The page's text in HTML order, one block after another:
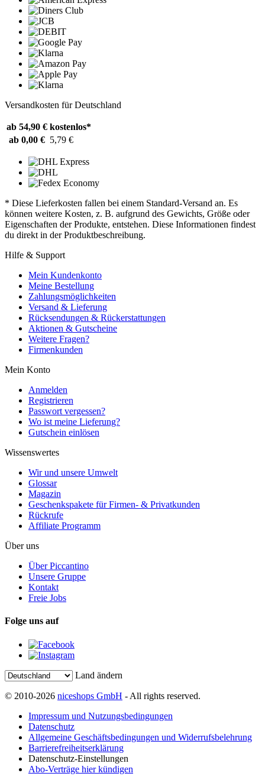
Versandkosten für Deutschland
ab 54,90 € kostenlos*
ab 0,00 € 5,79 €
* Diese Lieferkosten fallen bei einem Standard-Versand an. Es
können weitere Kosten, z. B. aufgrund des Gewichts, Größe oder
Eigenschaften der Produkte, entstehen. Diese Informationen findest
du direkt in der Produktbeschreibung.
Hilfe & Support
Mein Kundenkonto
Meine Bestellung
Zahlungsmöglichkeiten
Versand & Lieferung
Rücksendungen & Rückerstattungen
Aktionen & Gutscheine
Weitere Fragen?
Firmenkunden
Mein Konto
Anmelden
Registrieren
Passwort vergessen?
Wo ist meine Lieferung?
Gutschein einlösen
Wissenswertes
Wir und unsere Umwelt
Glossar
Magazin
Geschenkspakete für Firmen- & Privatkunden
Rückrufe
Affiliate Programm
Über uns
Über Piccantino
Unsere Gruppe
Kontakt
Freie Jobs
Folge uns auf
Land ändern
© 2010-2026 niceshops GmbH - All rights reserved.
Impressum und Nutzungsbedingungen
Datenschutz
Allgemeine Geschäftsbedingungen und Widerrufsbelehrung
Barrierefreiheitserklärung
Datenschutz-Einstellungen
Abo-Verträge hier kündigen